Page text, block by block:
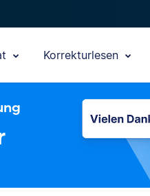
Korrekturlesen